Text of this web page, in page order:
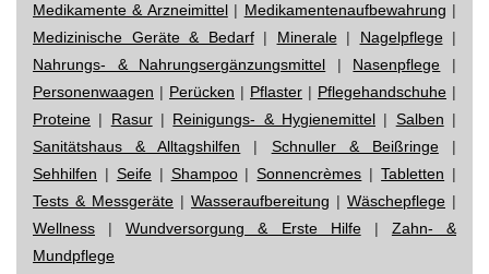
Medikamente & Arzneimittel| Medikamentenaufbewahrung |
Medizinische Geräte & Bedarf| Minerale| Nagelpflege|
Nahrungs- & Nahrungsergänzungsmittel | Nasenpflege |
Personenwaagen | Perücken | Pflaster | Pflegehandschuhe |
Proteine | Rasur| Reinigungs- & Hygienemittel | Salben |
Sanitätshaus & Alltagshilfen | Schnuller & Beißringe|
Sehhilfen | Seife| Shampoo|Sonnencrèmes |Tabletten |
Tests & Messgeräte | Wasseraufbereitung | Wäschepflege |
Wellness |Wundversorgung & Erste Hilfe| Zahn- &
Mundpflege